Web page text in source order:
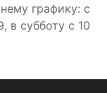
графику: с
в субботу с 10